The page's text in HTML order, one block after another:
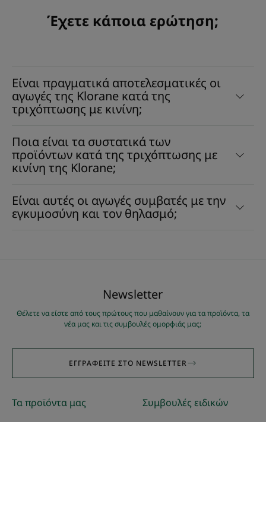
Έχετε κάποια ερώτηση;
Είναι πραγματικά αποτελεσματικές οι
αγωγές της Klorane κατά της
τριχόπτωσης με κινίνη;
Ποια είναι τα συστατικά των
προϊόντων κατά της τριχόπτωσης με
κινίνη της Klorane;
Είναι αυτές οι αγωγές συμβατές με την
εγκυμοσύνη και τον θηλασμό;
Νewsletter
Θέλετε να είστε από τους πρώτους που μαθαίνουν για τα προϊόντα, τα
νέα μας και τις συμβουλές ομορφιάς μας;
ΕΓΓΡΑΦΕΊΤΕ ΣΤΟ NEWSLETTER
Τα προϊόντα μας
Συμβουλές ειδικών